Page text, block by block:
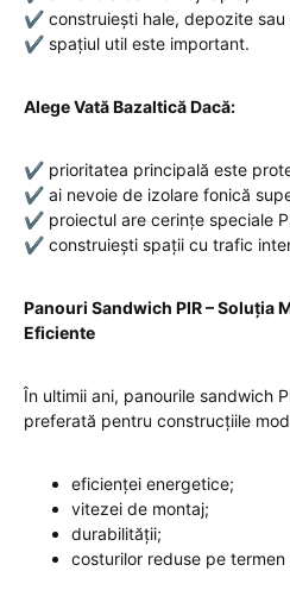
✔ construiești hale, depozite sau
✔ spațiul util este important.
Alege Vată Bazaltică Dacă:
✔ prioritatea principală este
✔ ai nevoie de izolare fonică
✔ proiectul are cerințe speciale
✔ construiești spații cu trafic
Panouri Sandwich PIR – Soluția
Eficiente
În ultimii ani, panourile sandwich
preferată pentru construcțiile
eficienței energetice;
vitezei de montaj;
durabilității;
costurilor reduse pe termen